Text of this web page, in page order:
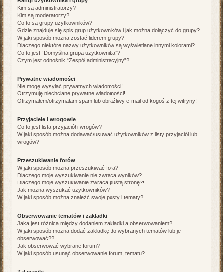
Kim są administratorzy?
Kim są moderatorzy?
Co to są grupy użytkowników?
Gdzie znajduje się spis grup użytkowników i jak można dołączyć do grupy?
W jaki sposób można zostać liderem grupy?
Dlaczego niektóre nazwy użytkowników są wyświetlane innymi kolorami?
Co to jest “Domyślna grupa użytkownika”?
Czym jest odnośnik “Zespół administracyjny”?
Prywatne wiadomości
Nie mogę wysyłać prywatnych wiadomości!
Otrzymuję niechciane prywatne wiadomości!
Otrzymałem/otrzymałam spam lub obraźliwy e-mail od kogoś z tej witryny!
Przyjaciele i wrogowie
Co to jest lista przyjaciół i wrogów?
W jaki sposób można dodawać/usuwać użytkowników z listy przyjaciół lub
wrogów?
Przeszukiwanie forów
W jaki sposób można przeszukiwać fora?
Dlaczego moje wyszukiwanie nie zwraca wyników?
Dlaczego moje wyszukiwanie zwraca pustą stronę?!
Jak można wyszukać użytkowników?
W jaki sposób można znaleźć swoje posty i tematy?
Obserwowanie tematów i zakładki
Jaka jest różnica między dodaniem zakładki a obserwowaniem?
W jaki sposób można dodać zakładkę do wybranych tematów lub je
obserwować??
Jak obserwować wybrane forum?
W jaki sposób usunąć obserwowanie forum, tematu?